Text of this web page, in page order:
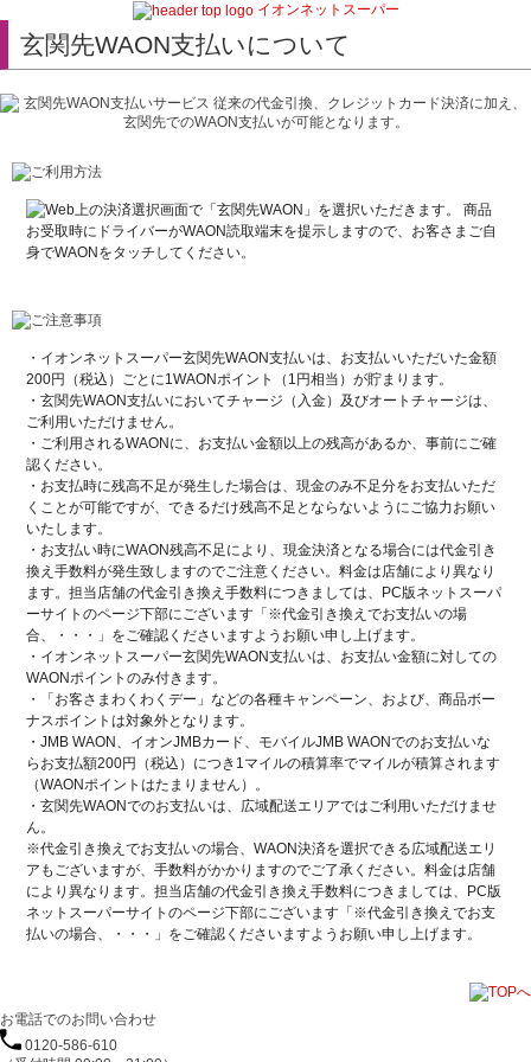
イオンネットスーパー
玄関先WAON支払いについて
・イオンネットスーパー玄関先WAON支払いは、お支払いいただいた金額
200円（税込）ごとに1WAONポイント（1円相当）が貯まります。
・玄関先WAON支払いにおいてチャージ（入金）及びオートチャージは、
ご利用いただけません。
・ご利用されるWAONに、お支払い金額以上の残高があるか、事前にご確
認ください。
・お支払時に残高不足が発生した場合は、現金のみ不足分をお支払いただ
くことが可能ですが、できるだけ残高不足とならないようにご協力お願い
いたします。
・お支払い時にWAON残高不足により、現金決済となる場合には代金引き
換え手数料が発生致しますのでご注意ください。料金は店舗により異なり
ます。担当店舗の代金引き換え手数料につきましては、PC版ネットスーパ
ーサイトのページ下部にございます「※代金引き換えでお支払いの場
合、・・・」をご確認くださいますようお願い申し上げます。
・イオンネットスーパー玄関先WAON支払いは、お支払い金額に対しての
WAONポイントのみ付きます。
・「お客さまわくわくデー」などの各種キャンペーン、および、商品ボー
ナスポイントは対象外となります。
・JMB WAON、イオンJMBカード、モバイルJMB WAONでのお支払いな
らお支払額200円（税込）につき1マイルの積算率でマイルが積算されます
（WAONポイントはたまりません）。
・玄関先WAONでのお支払いは、広域配送エリアではご利用いただけませ
ん。
※代金引き換えでお支払いの場合、WAON決済を選択できる広域配送エリ
アもございますが、手数料がかかりますのでご了承ください。料金は店舗
により異なります。担当店舗の代金引き換え手数料につきましては、PC版
ネットスーパーサイトのページ下部にございます「※代金引き換えでお支
払いの場合、・・・」をご確認くださいますようお願い申し上げます。
お電話でのお問い合わせ
0120-586-610